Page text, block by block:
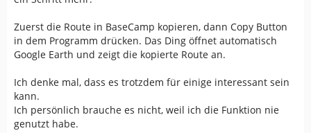
Zuerst die Route in BaseCamp kopieren, dann Copy Button
in dem Programm drücken. Das Ding öffnet automatisch
Google Earth und zeigt die kopierte Route an.
Ich denke mal, dass es trotzdem für einige interessant sein
kann.
Ich persönlich brauche es nicht, weil ich die Funktion nie
genutzt habe.